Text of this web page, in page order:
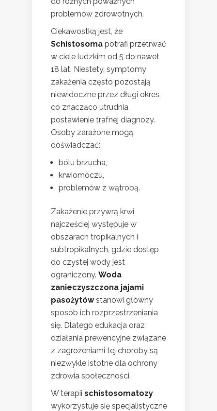
problemów zdrowotnych.
Ciekawostką jest, że
Schistosoma potrafi przetrwać
w ciele ludzkim od 5 do nawet
18 lat. Niestety, symptomy
zakażenia często pozostają
niewidoczne przez długi okres,
co znacząco utrudnia
postawienie trafnej diagnozy.
Osoby zarażone mogą
doświadczać:
bólu brzucha,
krwiomoczu,
problemów z wątrobą.
Zakażenie przywrą krwi
najczęściej występuje w
obszarach tropikalnych i
subtropikalnych, gdzie dostęp
do czystej wody jest
ograniczony. Woda
zanieczyszczona jajami
pasożytówstanowi główny
sposób ich rozprzestrzeniania
się. Dlatego edukacja oraz
działania prewencyjne związane
z zagrożeniami tej choroby są
niezwykle istotne dla ochrony
zdrowia społeczności.
W terapii schistosomatozy
wykorzystuje się specjalistyczne